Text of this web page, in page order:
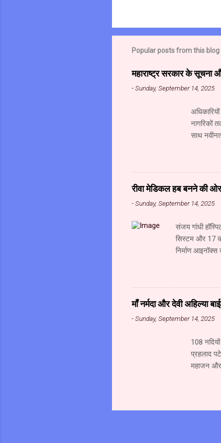
Popular posts from this blog
महाराष्ट्र सरकार के सूचना
-Sunday, September 14, 2025
नागरिकों
साथ
संस्थान
गोविंद
संचालक
सूचना
मध्यप्रदेश
रीवा मेडिकल हब बनने की
-Sunday, September 14, 2025
संजय गांधी
सिस्टम और 17
निर्माण
में दो सौ बेड
उपचार की
जा रहे हैं। संजय
एनसीएल कंपनी
माँ नर्मदा और देवी अहिल्या
-Sunday, September 14, 2025
108
प्रहलाद
महाजन और
अत्यंत
पर